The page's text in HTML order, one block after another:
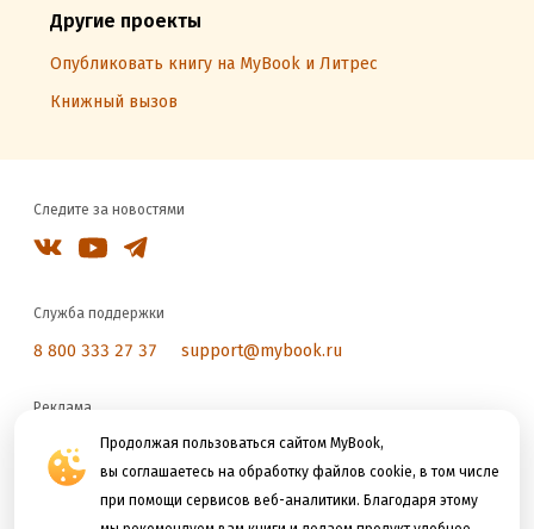
Продолжая пользоваться сайтом MyBook,
вы соглашаетесь на обработку файлов cookie, в том числе
при помощи сервисов веб-аналитики. Благодаря этому
Другие проекты
Опубликовать книгу на MyBook и Литрес
Книжный вызов
Следите за новостями
Служба поддержки
8 800 333 27 37 support@mybook.ru
Реклама
reklama@litres.ru
Мы принимаем к оплате